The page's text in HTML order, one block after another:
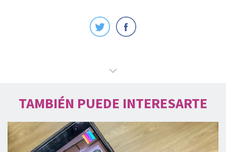
TAMBIÉN PUEDE INTERESARTE